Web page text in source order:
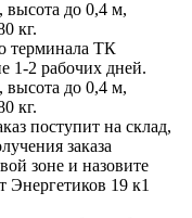
высота до 0,4 м,
кг.
терминала ТК
1-2 рабочих дней.
высота до 0,4 м,
кг.
поступит на склад,
заказа
зоне и назовите
Энергетиков 19 к1